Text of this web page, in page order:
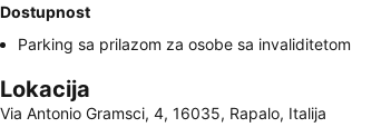
Dostupnost
Parking sa prilazom za osobe sa invaliditetom
Lokacija
Via Antonio Gramsci, 4, 16035, Rapalo, Italija